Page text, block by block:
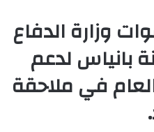
وزارة الدفاع
بانياس لدعم
في ملاحقة